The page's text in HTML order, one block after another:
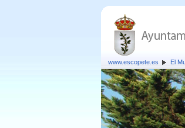
www.escopete.es El